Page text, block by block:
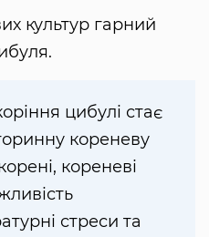
культур гарний
цибулі стає
кореневу
кореневі
стреси та